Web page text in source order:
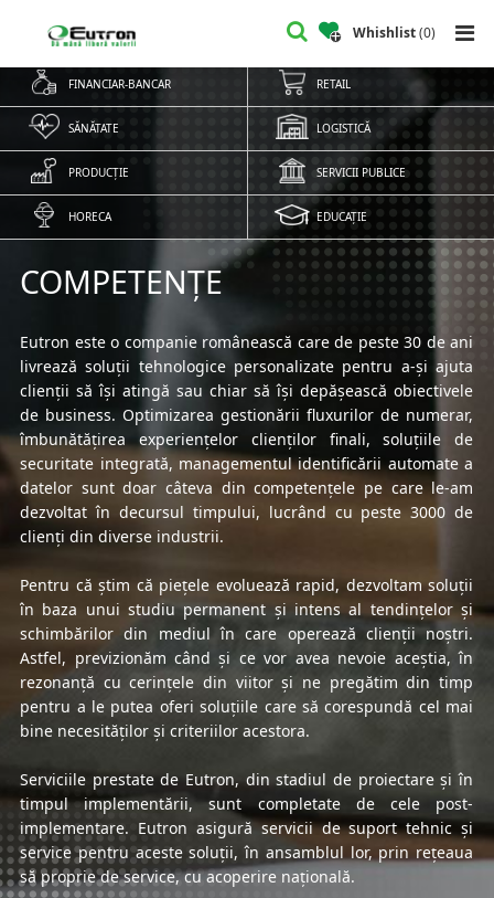
Whishlist(0)
FINANCIAR-BANCAR RETAIL
SĂNĂTATE LOGISTICĂ
PRODUCȚIE SERVICII PUBLICE
HORECA EDUCAȚIE
COMPETENȚE
Eutron este o companie românească care de peste 30 de ani
livrează soluții tehnologice personalizate pentru a-și ajuta
clienții să își atingă sau chiar să își depășească obiectivele
de business. Optimizarea gestionării fluxurilor de numerar,
îmbunătățirea experiențelor clienților finali, soluțiile de
securitate integrată, managementul identificării automate a
datelor sunt doar câteva din competențele pe care le-am
dezvoltat în decursul timpului, lucrând cu peste 3000 de
clienți din diverse industrii.
Pentru că știm că piețele evoluează rapid, dezvoltam soluții
în baza unui studiu permanent și intens al tendințelor și
schimbărilor din mediul în care operează clienții noștri.
Astfel, previzionăm când și ce vor avea nevoie aceștia, în
rezonanță cu cerințele din viitor și ne pregătim din timp
pentru a le putea oferi soluțiile care să corespundă cel mai
bine necesităților și criteriilor acestora.
Serviciile prestate de Eutron, din stadiul de proiectare și în
timpul implementării, sunt completate de cele post-
implementare. Eutron asigură servicii de suport tehnic și
service pentru aceste soluții, în ansamblul lor, prin rețeaua
să proprie de service, cu acoperire națională.